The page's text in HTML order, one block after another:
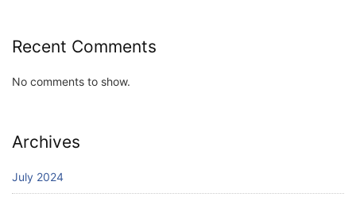
Recent Comments
No comments to show.
Archives
July 2024